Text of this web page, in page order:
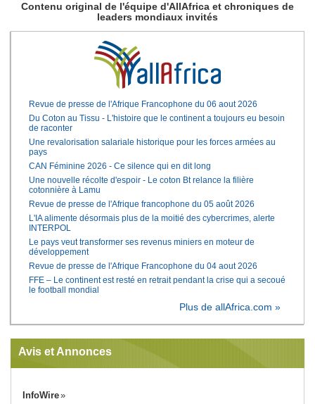
Contenu original de l'équipe d'AllAfrica et chroniques de
leaders mondiaux invités
Revue de presse de l'Afrique Francophone du 06 aout 2026
Du Coton au Tissu - L'histoire que le continent a toujours eu besoin
de raconter
Une revalorisation salariale historique pour les forces armées au
pays
CAN Féminine 2026 - Ce silence qui en dit long
Une nouvelle récolte d'espoir - Le coton Bt relance la filière
cotonnière à Lamu
Revue de presse de l'Afrique francophone du 05 août 2026
L'IA alimente désormais plus de la moitié des cybercrimes, alerte
INTERPOL
Le pays veut transformer ses revenus miniers en moteur de
développement
Revue de presse de l'Afrique Francophone du 04 aout 2026
FFE – Le continent est resté en retrait pendant la crise qui a secoué
le football mondial
Plus de allAfrica.com »
Avis et Annonces
InfoWire